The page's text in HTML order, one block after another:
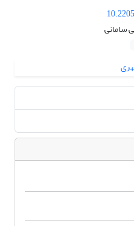
سامانی